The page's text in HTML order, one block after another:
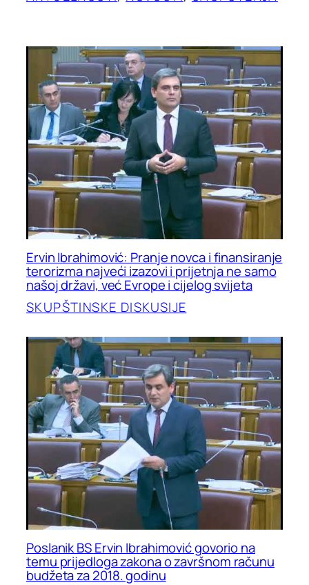
Ervin Ibrahimović: Pranje novca i finansiranje
terorizma najveći izazovi i prijetnja ne samo
našoj državi, već Evrope i cijelog svijeta
SKUPŠTINSKE DISKUSIJE
Poslanik BS Ervin Ibrahimović govorio na
temu prijedloga zakona o završnom računu
budžeta za 2018. godinu